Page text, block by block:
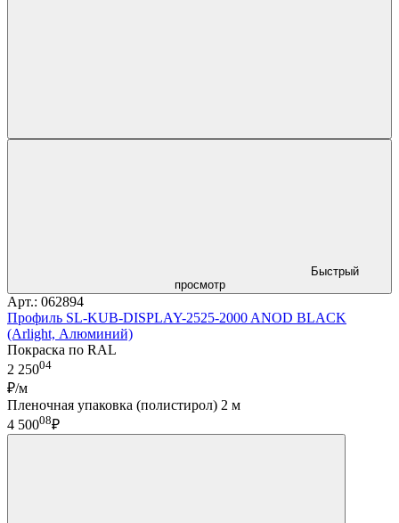
Быстрый
просмотр
Арт.: 062894
Профиль SL-KUB-DISPLAY-2525-2000 ANOD BLACK
(Arlight, Алюминий)
Покраска по RAL
2 25004
₽/м
Пленочная упаковка (полистирол) 2 м
4 50008₽